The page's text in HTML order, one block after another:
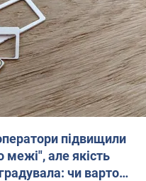
підвищили
межі", але якість
чи варто